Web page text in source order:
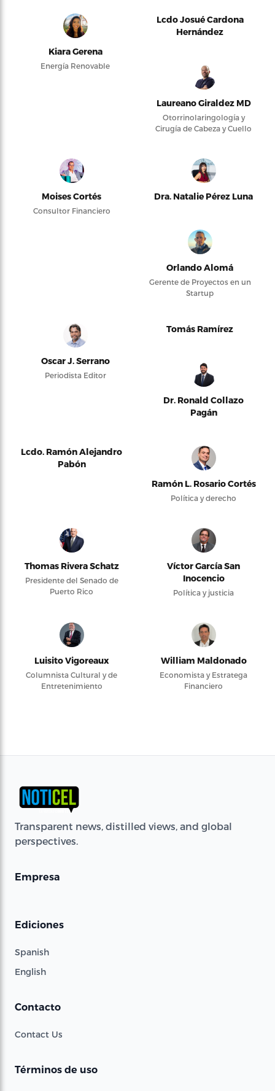
Kiara Gerena
Energía Renovable
Lcdo Josué Cardona
Hernández
Laureano Giraldez MD
Otorrinolaringología y
Cirugía de Cabeza y Cuello
Moises Cortés
Consultor Financiero
Dra. Natalie Pérez Luna
Orlando Alomá
Gerente de Proyectos en un
Startup
Oscar J. Serrano
Periodista Editor
Tomás Ramírez
Dr. Ronald Collazo
Pagán
Lcdo. Ramón Alejandro
Pabón
Ramón L. Rosario Cortés
Política y derecho
Thomas Rivera Schatz
Presidente del Senado de
Puerto Rico
Víctor García San
Inocencio
Política y justicia
Luisito Vigoreaux
Columnista Cultural y de
Entretenimiento
William Maldonado
Economista y Estratega
Financiero
Transparent news, distilled views, and global
perspectives.
Empresa
Ediciones
Spanish
English
Contacto
Contact Us
Términos de uso